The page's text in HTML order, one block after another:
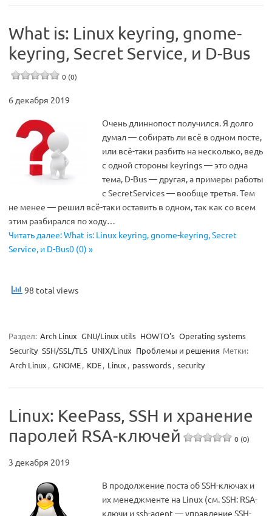
What is: Linux keyring, gnome-
keyring, Secret Service, и D-Bus
0 (0)
6 декабря 2019
Очень длиннопост получился. Я долго
думал — собирать ли всё в одном посте,
или всё-таки разбить на несколько, ведь
с одной стороны keyrings — это одна
тема, D-Bus — другая, а примеры работы
с SecretServices — вообще третья. Тем
не менее — решил всё-таки оставить в одном, так как со всем
этим разбирался по ходу…
Читать далее: What is: Linux keyring, gnome-keyring, Secret
Service, и D-Bus0 (0) »
98 total views
Раздел: Arch Linux GNU/Linux utils HOWTO's Operating systems
Security SSH/SSL/TLS UNIX/Linux Проблемы и решения Метки:
Arch Linux , GNOME, KDE, Linux , passwords, security
Linux: KeePass, SSH и хранение
паролей RSA-ключей
0 (0)
3 декабря 2019
В продолжение поста об SSH-ключах и
их менеджменте на Linux (см. SSH: RSA-
ключи и ssh-agent — управление SSH-